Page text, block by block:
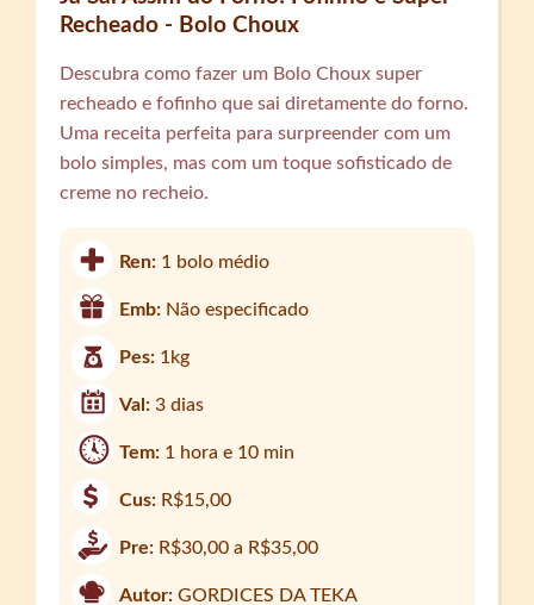
Recheado - Bolo Choux
Descubra como fazer um Bolo Choux super
recheado e fofinho que sai diretamente do forno.
Uma receita perfeita para surpreender com um
bolo simples, mas com um toque sofisticado de
creme no recheio.
Ren: 1 bolo médio
Emb: Não especificado
Pes: 1kg
Val:3 dias
Tem: 1 hora e 10 min
Cus: R$15,00
Pre: R$30,00 a R$35,00
Autor: GORDICES DA TEKA